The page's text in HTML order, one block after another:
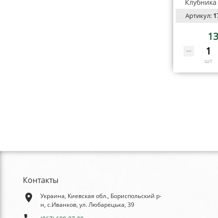
Артикул:
шт
Контакты
place
Украина, Киевская обл., Бориспольский р-
н, с.Иванков, ул. Любарецька, 39